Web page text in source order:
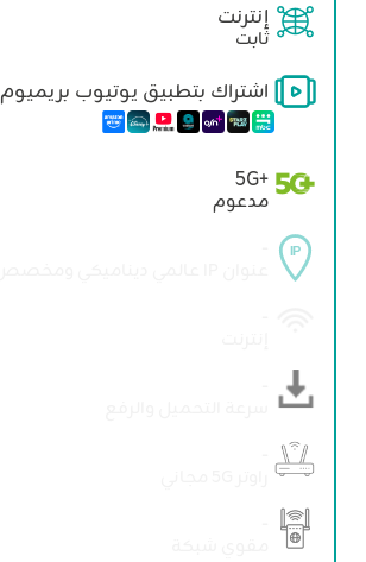
إنترنت
ثابت
اشتراك بتطبيق يوتيوب بريميوم
+5G
مدعوم